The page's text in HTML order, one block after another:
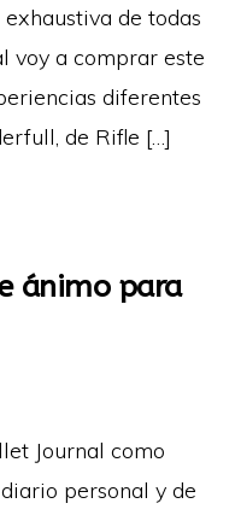
de todas
voy a comprar este
diferentes
de Rifle […]
ánimo para
Journal como
personal y de